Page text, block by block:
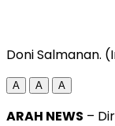
Doni Salmanan.
A A A
ARAH NEWS –